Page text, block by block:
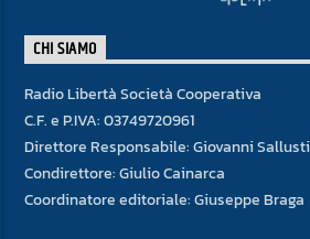
CHI SIAMO
Radio Libertà Società Cooperativa
C.F. e P.IVA: 03749720961
Direttore Responsabile: Giovanni Sallusti
Condirettore: Giulio Cainarca
Coordinatore editoriale: Giuseppe Braga